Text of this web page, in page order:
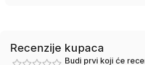
Recenzije kupaca
Budi prvi koji će